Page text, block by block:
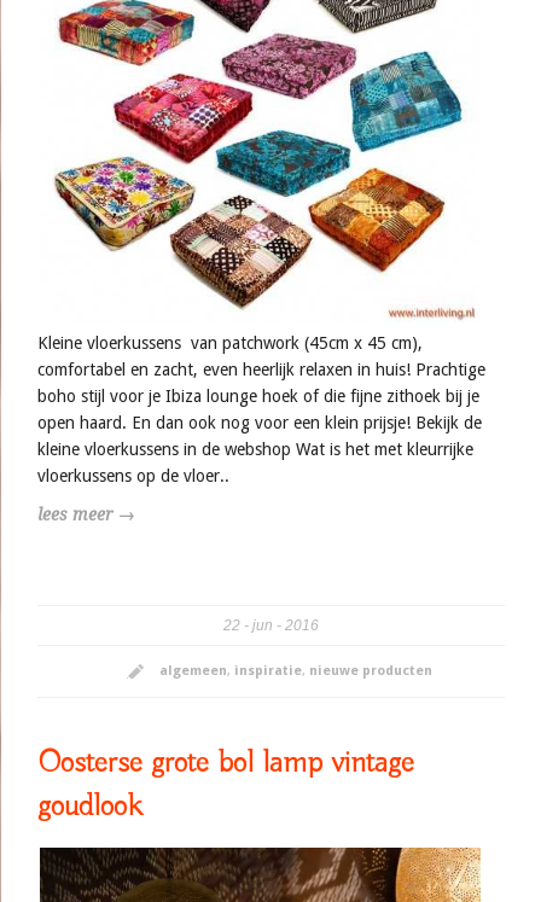
Kleine vloerkussens van patchwork (45cm x 45 cm),
comfortabel en zacht, even heerlijk relaxen in huis! Prachtige
boho stijl voor je Ibiza lounge hoek of die fijne zithoek bij je
open haard. En dan ook nog voor een klein prijsje! Bekijk de
kleine vloerkussens in de webshop Wat is het met kleurrijke
vloerkussens op de vloer..
lees meer →
22 jun 2016
algemeen, inspiratie, nieuwe producten
Oosterse grote bol lamp vintage
goudlook